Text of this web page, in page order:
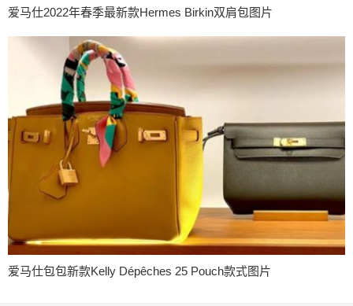
爱马仕2022年春季最新款Hermes Birkin双肩包图片
爱马仕包包新款Kelly Dépêches 25 Pouch款式图片